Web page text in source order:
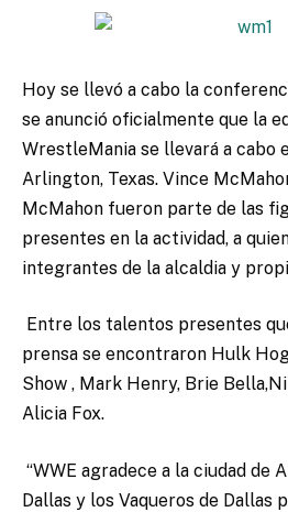
Hoy se llevó a cabo la
se anunció oficialmente que la
WrestleMania se llevará a cabo
Arlington, Texas. Vince
McMahon fueron parte de las
presentes en la actividad, a
integrantes de la alcaldia y
Entre los talentos presentes
prensa se encontraron Hulk
Show , Mark Henry, Brie
Alicia Fox.
“WWE agradece a la ciudad de
Dallas y los Vaqueros de Dallas